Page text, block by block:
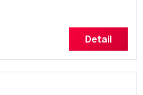
Detail